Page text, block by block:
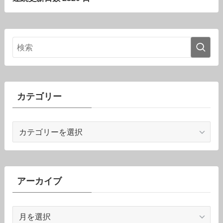
カテゴリー
ゴ
リ
ーアーカイブ